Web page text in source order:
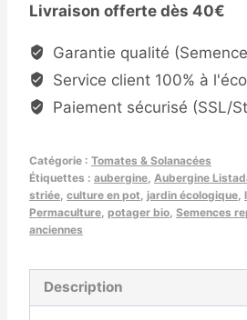
d'Aubergine
Listada
De
Gandia
(Solanum
Livraison offerte dès 40€
Garantie qualité
Service client 100% à
Paiement sécurisé (SSL/
Catégorie : Tomates & Solanacées
Étiquettes : aubergine Aubergine
striée culture en pot jardin écologique
Permaculture potager bio Semences
anciennes
Description